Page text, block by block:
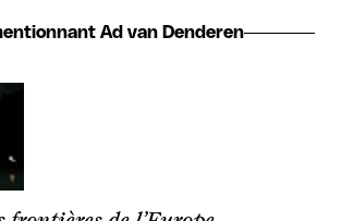
Ad van Denderen